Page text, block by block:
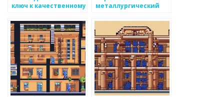
ключ к качественному
металлургический
завод